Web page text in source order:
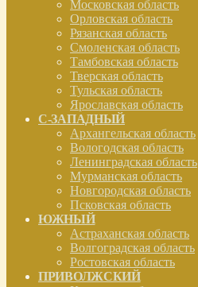
Московская область
Орловская область
Рязанская область
Смоленская область
Тамбовская область
Тверская область
Тульская область
Ярославская область
С-ЗАПАДНЫЙ
Архангельская область
Вологодская область
Ленинградская область
Мурманская область
Новгородская область
Псковская область
ЮЖНЫЙ
Астраханская область
Волгоградская область
Ростовская область
ПРИВОЛЖСКИЙ